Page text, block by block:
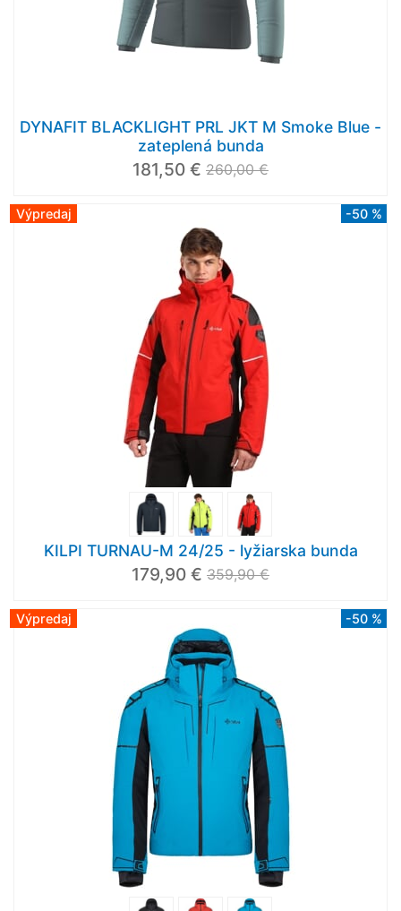
DYNAFIT BLACKLIGHT PRL JKT M Smoke Blue -
zateplená bunda
181,50 € 260,00 €
Výpredaj -50 %
KILPI TURNAU-M 24/25 - lyžiarska bunda
179,90 € 359,90 €
Výpredaj -50 %